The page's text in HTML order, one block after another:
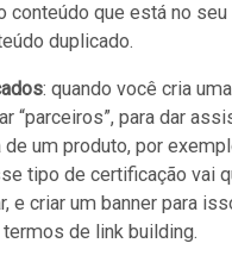
conteúdo que está no seu
duplicado.
: quando você cria
“parceiros”, para dar
de um produto, por
tipo de certificação vai
e criar um banner para
de link building.